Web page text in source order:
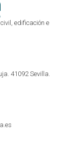
edificación e
41092 Sevilla.